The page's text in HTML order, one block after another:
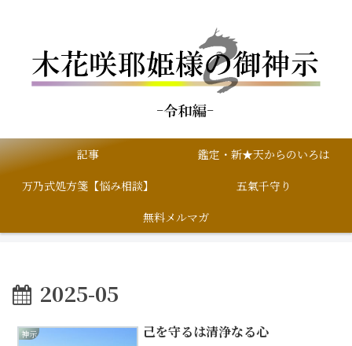
記事
鑑定・新★天からのいろは
万乃式処方箋【悩み相談】
五氣千守り
無料メルマガ
2025-05
神示 己を守るは清浄なる心